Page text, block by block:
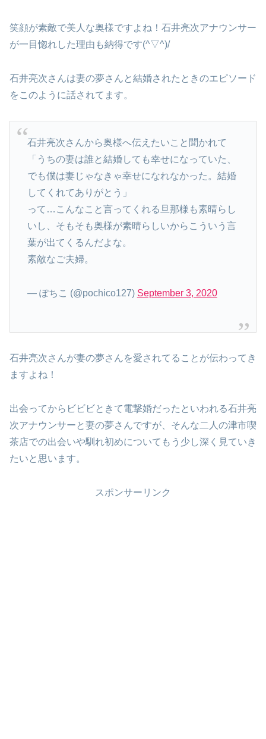
笑顔が素敵で美人な奥様ですよね！石井亮次アナウンサー
が一目惚れした理由も納得です(^▽^)/
石井亮次さんは妻の夢さんと結婚されたときのエピソード
をこのように話されてます。
石井亮次さんから奥様へ伝えたいこと聞かれて
「うちの妻は誰と結婚しても幸せになっていた、
でも僕は妻じゃなきゃ幸せになれなかった。結婚
してくれてありがとう」
って…こんなこと言ってくれる旦那様も素晴らし
いし、そもそも奥様が素晴らしいからこういう言
葉が出てくるんだよな。
素敵なご夫婦。
— ぽちこ (@pochico127) September 3, 2020
石井亮次さんが妻の夢さんを愛されてることが伝わってき
ますよね！
出会ってからビビビときて電撃婚だったといわれる石井亮
次アナウンサーと妻の夢さんですが、そんな二人の津市喫
茶店での出会いや馴れ初めについてもう少し深く見ていき
たいと思います。
スポンサーリンク